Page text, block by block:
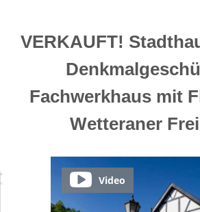
VERKAUFT!
Fachwerkhaus mit
Wetteraner
Video